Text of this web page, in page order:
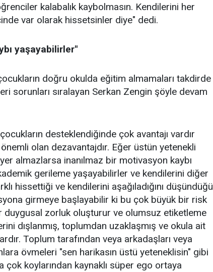
kalabalık kaybolmasın. Kendilerini her
var olarak hissetsinler diye" dedi.
yaşayabilirler"
doğru okulda eğitim almamaları takdirde
sorunları sıralayan Serkan Zengin şöyle devam
desteklendiğinde çok avantajı vardır
olan dezavantajdır. Eğer üstün yetenekli
almazlarsa inanılmaz bir motivasyon kaybı
gerileme yaşayabilirler ve kendilerini diğer
hissettiği ve kendilerini aşağıladığını düşündüğü
girmeye başlayabilir ki bu çok büyük bir risk
duygusal zorluk oluşturur ve olumsuz etiketleme
dışlanmış, toplumdan uzaklaşmış ve okula ait
Toplum tarafından veya arkadaşları veya
övmeleri "sen harikasın üstü yeteneklisin" gibi
çok koylarından kaynaklı süper ego ortaya